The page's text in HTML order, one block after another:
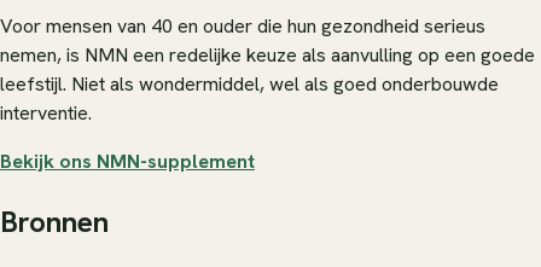
Voor mensen van 40 en ouder die hun gezondheid serieus
nemen, is NMN een redelijke keuze als aanvulling op een goede
leefstijl. Niet als wondermiddel, wel als goed onderbouwde
interventie.
Bekijk ons NMN-supplement
Bronnen